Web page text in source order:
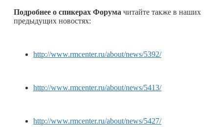
Подробнее о спикерах Форума читайте также в наших
предыдущих новостях:
http://www.rmcenter.ru/about/news/5392/
http://www.rmcenter.ru/about/news/5413/
http://www.rmcenter.ru/about/news/5427/